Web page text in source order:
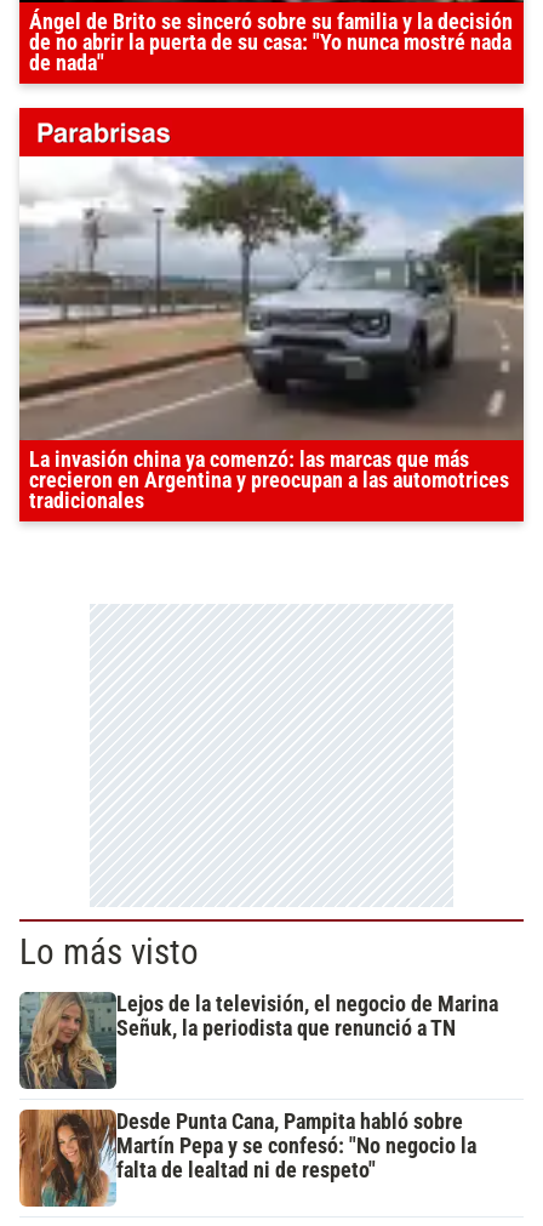
Ángel de Brito se sinceró sobre su familia y la decisión
de no abrir la puerta de su casa: "Yo nunca mostré nada
de nada"
La invasión china ya comenzó: las marcas que más
crecieron en Argentina y preocupan a las automotrices
tradicionales
Lo más visto
Lejos de la televisión, el negocio de Marina
Señuk, la periodista que renunció a TN
Desde Punta Cana, Pampita habló sobre
Martín Pepa y se confesó: "No negocio la
falta de lealtad ni de respeto"